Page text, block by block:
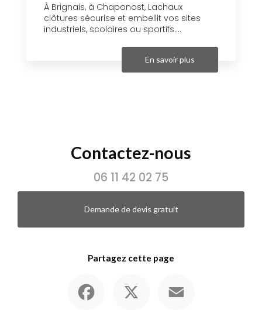
À Brignais, à Chaponost, Lachaux
clôtures sécurise et embellit vos sites
industriels, scolaires ou sportifs....
En savoir plus
Contactez-nous
06 11 42 02 75
Demande de devis gratuit
Partagez cette page